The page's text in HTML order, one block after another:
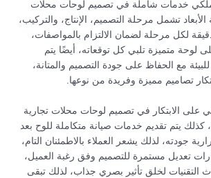
خدمات شاملة في تصميم لوحات محلات
الأبعاد تشمل مرحلة التصميم، الإنتاج، والتركيب،
لكل مرحلة لضمان الالتزام بالمواصفات،
لوحة متميزة تلبي كل توقعاته، أيضًا يتم
مع الحفاظ على جودة التصميم والمتانة،
تصاميم مميزة وفريدة من نوعها.
على الابتكار في تصميم لوحات محلات تجارية
كذلك يتم تقديم خدمات صيانة متكاملة للوح بعد
جودته، لذلك يشعر العملاء بالاطمئنان التام،
تعديل مستمرة للتصميم وفق رغبة العميل،
التقنيات لخلق تأثير بصري جذاب، لذلك تبقى